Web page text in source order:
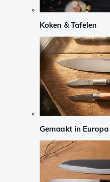
Koken & Tafelen
Gemaakt in Europa